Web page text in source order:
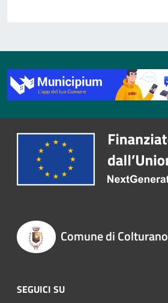
Comune di Colturano
SEGUICI SU